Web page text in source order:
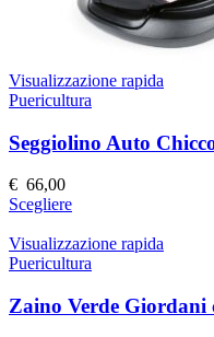
Visualizzazione rapida
Puericultura
Seggiolino Auto
€ 66,00
ScegliereQuesto
ha
più
Le
opzioni
Visualizzazione rapida
Puericultura
Zaino Verde Giordani